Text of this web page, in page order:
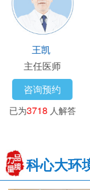
王凯
主任医师
咨询预约
已为3718 人解答
科心大环